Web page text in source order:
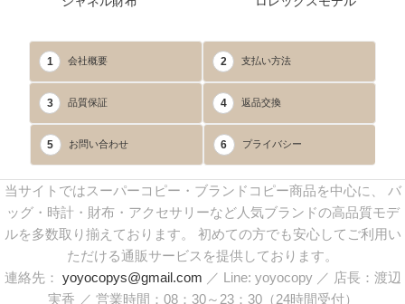
1 会社概要 2 支払い方法
3 品質保証 4 返品交換
5 お問い合わせ 6 プライバシー
当サイトではスーパーコピー・ブランドコピー商品を中心に、 バ
ッグ・時計・財布・アクセサリーなど人気ブランドの高品質モデ
ルを多数取り揃えております。 初めての方でも安心してご利用い
ただける通販サービスを提供しております。
連絡先： yoyocopys@gmail.com ／ Line: yoyocopy ／ 店長：渡辺
実香 ／ 営業時間：08：30～23：30（24時間受付）